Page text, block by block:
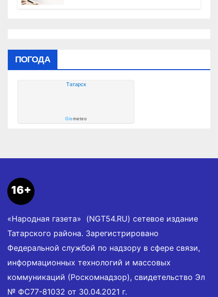
ПОГОДА
Татарск
Gismeteo
16+
«Народная газета» (NGT54.RU) сетевое издание
Татарского района. Зарегистрировано
Федеральной службой по надзору в сфере связи,
информационных технологий и массовых
коммуникаций (Роскомнадзор), свидетельство Эл
№ ФС77-81032 от 30.04.2021 г.